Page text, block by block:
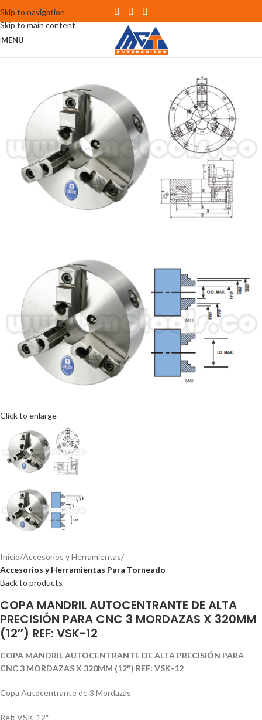
Skip to navigation
Skip to main content
MENU
Click to enlarge
Inicio Accesorios y Herramientas
Accesorios y Herramientas Para Torneado
Back to products
COPA MANDRIL AUTOCENTRANTE DE ALTA
PRECISIÓN PARA CNC 3 MORDAZAS X 320MM
(12″) REF: VSK-12
COPA MANDRIL AUTOCENTRANTE DE ALTA PRECISIÓN PARA
CNC 3 MORDAZAS X 320MM (12″) REF: VSK-12
Copa Autocentrante de 3 Mordazas
Ref: VSK-12″